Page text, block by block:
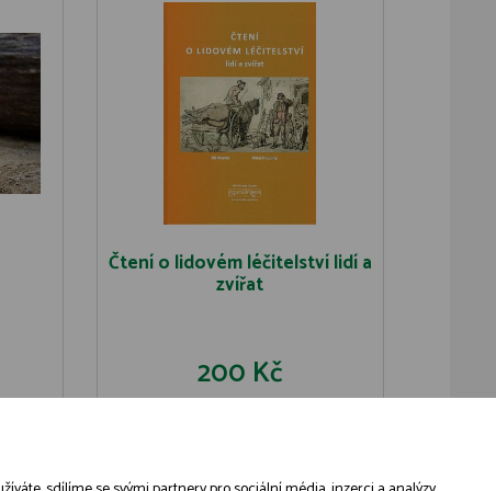
Čtení o lidovém léčitelství lidí a
zvířat
200 Kč